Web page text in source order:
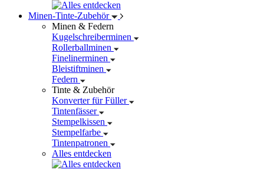
Minen-Tinte-Zubehör
Minen & Federn
Kugelschreiberminen
Rollerballminen
Finelinerminen
Bleistiftminen
Federn
Tinte & Zubehör
Konverter für Füller
Tintenfässer
Stempelkissen
Stempelfarbe
Tintenpatronen
Alles entdecken